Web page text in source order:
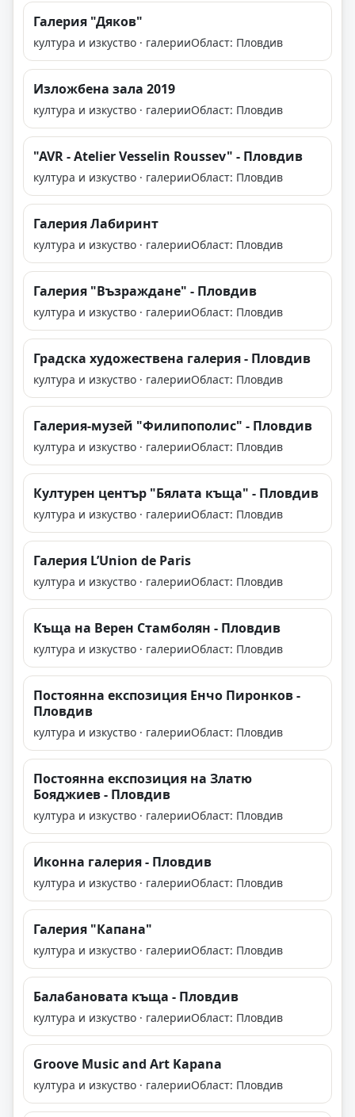
Галерия "Дяков"
култура и изкуство · галерииОбласт: Пловдив
Изложбена зала 2019
култура и изкуство · галерииОбласт: Пловдив
"AVR - Atelier Vesselin Roussev" - Пловдив
култура и изкуство · галерииОбласт: Пловдив
Галерия Лабиринт
култура и изкуство · галерииОбласт: Пловдив
Галерия "Възраждане" - Пловдив
култура и изкуство · галерииОбласт: Пловдив
Градска художествена галерия - Пловдив
култура и изкуство · галерииОбласт: Пловдив
Галерия-музей "Филипополис" - Пловдив
култура и изкуство · галерииОбласт: Пловдив
Културен център "Бялата къща" - Пловдив
култура и изкуство · галерииОбласт: Пловдив
Галерия L’Union de Paris
култура и изкуство · галерииОбласт: Пловдив
Къща на Верен Стамболян - Пловдив
култура и изкуство · галерииОбласт: Пловдив
Постоянна експозиция Енчо Пиронков -
Пловдив
култура и изкуство · галерииОбласт: Пловдив
Постоянна експозиция на Златю
Бояджиев - Пловдив
култура и изкуство · галерииОбласт: Пловдив
Иконна галерия - Пловдив
култура и изкуство · галерииОбласт: Пловдив
Галерия "Капана"
култура и изкуство · галерииОбласт: Пловдив
Балабановата къща - Пловдив
култура и изкуство · галерииОбласт: Пловдив
Groove Music and Art Kapana
култура и изкуство · галерииОбласт: Пловдив